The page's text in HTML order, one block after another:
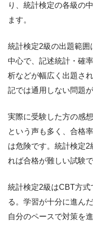
り、統計検定の各級の
ます。
統計検定2級の出題範
中心で、記述統計・確
析などが幅広く出題さ
記では通用しない問題
実際に受験した方の感
という声も多く、合格
は危険です。統計検定
れば合格が難しい試験で
統計検定2級はCBT方式
る。学習が十分に進ん
自分のペースで対策を